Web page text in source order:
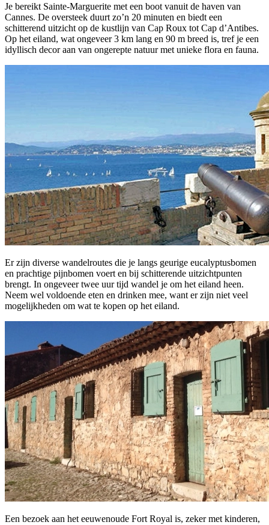
Je bereikt Sainte-Marguerite met een boot vanuit de haven van
Cannes. De oversteek duurt zo’n 20 minuten en biedt een
schitterend uitzicht op de kustlijn van Cap Roux tot Cap d’Antibes.
Op het eiland, wat ongeveer 3 km lang en 90 m breed is, tref je een
idyllisch decor aan van ongerepte natuur met unieke flora en fauna.
Er zijn diverse wandelroutes die je langs geurige eucalyptusbomen
en prachtige pijnbomen voert en bij schitterende uitzichtpunten
brengt. In ongeveer twee uur tijd wandel je om het eiland heen.
Neem wel voldoende eten en drinken mee, want er zijn niet veel
mogelijkheden om wat te kopen op het eiland.
Een bezoek aan het eeuwenoude Fort Royal is, zeker met kinderen,